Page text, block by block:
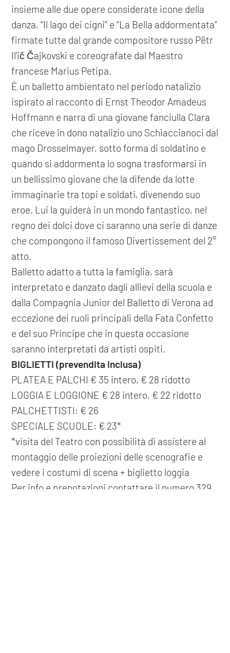
insieme alle due opere considerate icone della
danza, “Il lago dei cigni” e “La Bella addormentata”
firmate tutte dal grande compositore russo Pëtr
Il’ič Čajkovski e coreografate dal Maestro
francese Marius Petipa.
È un balletto ambientato nel periodo natalizio
ispirato al racconto di Ernst Theodor Amadeus
Hoffmann e narra di una giovane fanciulla Clara
che riceve in dono natalizio uno Schiaccianoci dal
mago Drosselmayer, sotto forma di soldatino e
quando si addormenta lo sogna trasformarsi in
un bellissimo giovane che la difende da lotte
immaginarie tra topi e soldati, divenendo suo
eroe. Lui la guiderà in un mondo fantastico, nel
regno dei dolci dove ci saranno una serie di danze
che compongono il famoso Divertissement del 2°
atto.
Balletto adatto a tutta la famiglia, sarà
interpretato e danzato dagli allievi della scuola e
dalla Compagnia Junior del Balletto di Verona ad
eccezione dei ruoli principali della Fata Confetto
e del suo Principe che in questa occasione
saranno interpretati da artisti ospiti.
BIGLIETTI (prevendita inclusa)
PLATEA E PALCHI € 35 intero, € 28 ridotto
LOGGIA E LOGGIONE € 28 intero, € 22 ridotto
PALCHETTISTI: € 26
SPECIALE SCUOLE: € 23*
*visita del Teatro con possibilità di assistere al
montaggio delle proiezioni delle scenografie e
vedere i costumi di scena + biglietto loggia
Per info e prenotazioni contattare il numero 329